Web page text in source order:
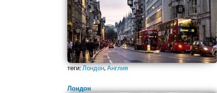
теги:Лондон,Англия
Лондон